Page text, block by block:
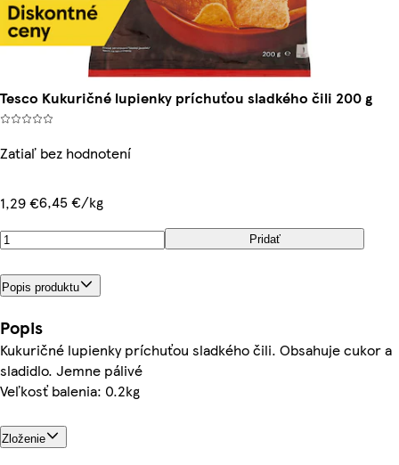
Tesco Kukuričné lupienky príchuťou sladkého čili 200 g
Zatiaľ bez hodnotení
1,29 €6,45 €/kg
Pridať
Popis produktu
Popis
Kukuričné lupienky príchuťou sladkého čili. Obsahuje cukor a
sladidlo. Jemne pálivé
Veľkosť balenia: 0.2kg
Zloženie